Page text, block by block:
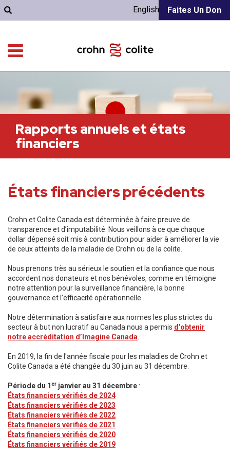
Faites Un Don
English
Rapports annuels et états
financiers
États financiers précédents
Crohn et Colite Canada est déterminée à faire preuve de
transparence et d’imputabilité. Nous veillons à ce que chaque
dollar dépensé soit mis à contribution pour aider à améliorer la vie
de ceux atteints de la maladie de Crohn ou de la colite.
Nous prenons très au sérieux le soutien et la confiance que nous
accordent nos donateurs et nos bénévoles, comme en témoigne
notre attention pour la surveillance financière, la bonne
gouvernance et l’efficacité opérationnelle.
Notre détermination à satisfaire aux normes les plus strictes du
secteur à but non lucratif au Canada nous a permis d’obtenir
notre accréditation d’Imagine Canada
En 2019, la fin de l'année fiscale pour les maladies de Crohn et
Colite Canada a été changée du 30 juin au 31 décembre.
Période du 1 er janvier au 31 décembre :
États financiers vérifiés de 2024
États financiers vérifiés de 2023
États financiers vérifiés de 2022
États financiers vérifiés de 2021
États financiers vérifiés de 2020
États financiers vérifiés de 2019